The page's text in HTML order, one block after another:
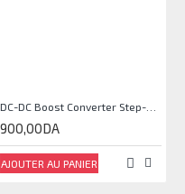
DC-DC Boost Converter Step-Up Power Module Output 5V-35V
900,00DA
AJOUTER AU PANIER